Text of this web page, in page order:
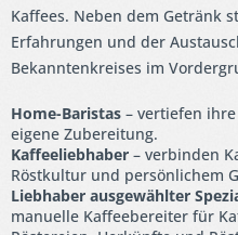
Kaffees. Neben dem Getränk
Erfahrungen und der
Bekanntenkreises im
Home-Baristas – vertiefen
eigene Zubereitung.
Kaffeeliebhaber – verbinden
Röstkultur und persönlichem
Liebhaber ausgewählter
manuelle Kaffeebereiter für